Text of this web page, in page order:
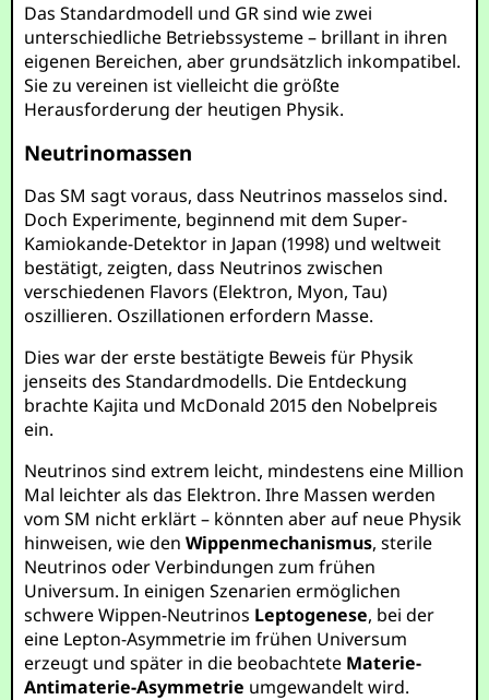
Das Standardmodell und GR sind wie zwei
unterschiedliche Betriebssysteme – brillant in ihren
eigenen Bereichen, aber grundsätzlich inkompatibel.
Sie zu vereinen ist vielleicht die größte
Herausforderung der heutigen Physik.
Neutrinomassen
Das SM sagt voraus, dass Neutrinos masselos sind.
Doch Experimente, beginnend mit dem Super-
Kamiokande-Detektor in Japan (1998) und weltweit
bestätigt, zeigten, dass Neutrinos zwischen
verschiedenen Flavors (Elektron, Myon, Tau)
oszillieren. Oszillationen erfordern Masse.
Dies war der erste bestätigte Beweis für Physik
jenseits des Standardmodells. Die Entdeckung
brachte Kajita und McDonald 2015 den Nobelpreis
ein.
Neutrinos sind extrem leicht, mindestens eine Million
Mal leichter als das Elektron. Ihre Massen werden
vom SM nicht erklärt – könnten aber auf neue Physik
hinweisen, wie denWippenmechanismus, sterile
Neutrinos oder Verbindungen zum frühen
Universum. In einigen Szenarien ermöglichen
schwere Wippen-Neutrinos Leptogenese, bei der
eine Lepton-Asymmetrie im frühen Universum
erzeugt und später in die beobachtete Materie-
Antimaterie-Asymmetrie umgewandelt wird.